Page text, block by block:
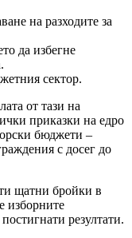
на разходите за
да избегне
сектор.
от тази на
приказки на едро
бюджети –
с досег до
щатни бройки в
изборните
резултати.